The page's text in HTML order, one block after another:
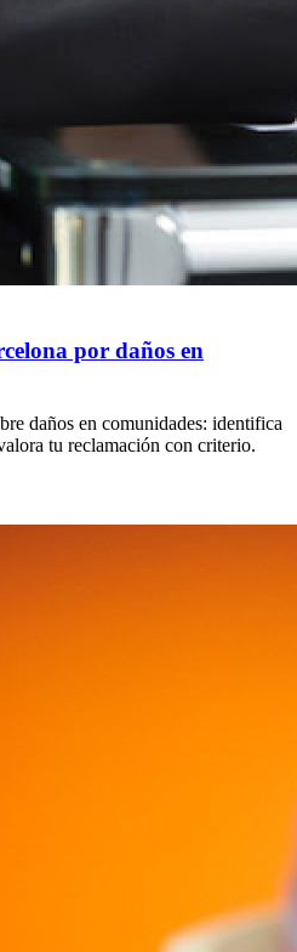
por daños en
daños en comunidades: identifica
tu reclamación con criterio.